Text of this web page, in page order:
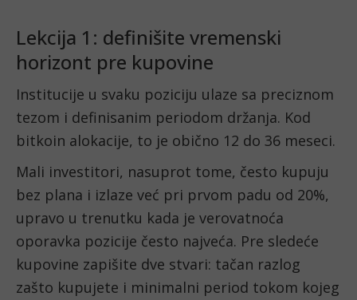
Lekcija 1: definišite vremenski
horizont pre kupovine
Institucije u svaku poziciju ulaze sa preciznom
tezom i definisanim periodom držanja. Kod
bitkoin alokacije, to je obično 12 do 36 meseci.
Mali investitori, nasuprot tome, često kupuju
bez plana i izlaze već pri prvom padu od 20%,
upravo u trenutku kada je verovatnoća
oporavka pozicije često najveća. Pre sledeće
kupovine zapišite dve stvari: tačan razlog
zašto kupujete i minimalni period tokom kojeg